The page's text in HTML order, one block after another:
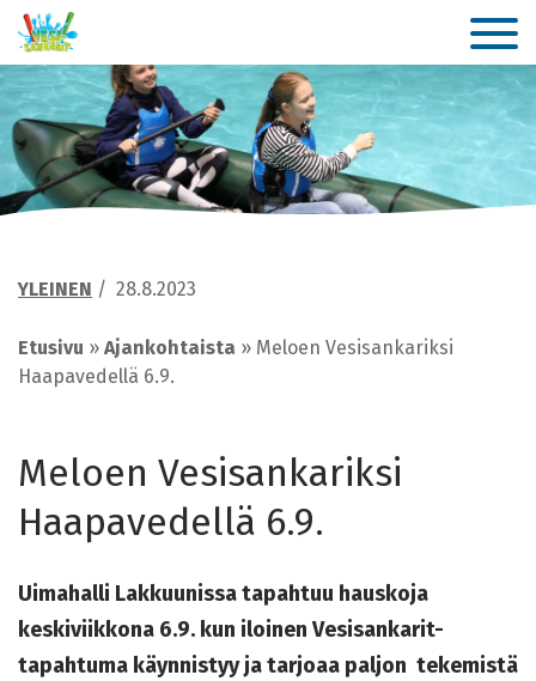
YLEINEN / 28.8.2023
Etusivu » Ajankohtaista » Meloen Vesisankariksi
Haapavedellä 6.9.
Meloen Vesisankariksi
Haapavedellä 6.9.
Uimahalli Lakkuunissa tapahtuu hauskoja
keskiviikkona 6.9. kun iloinen Vesisankarit-
tapahtuma käynnistyy ja tarjoaa paljon tekemistä